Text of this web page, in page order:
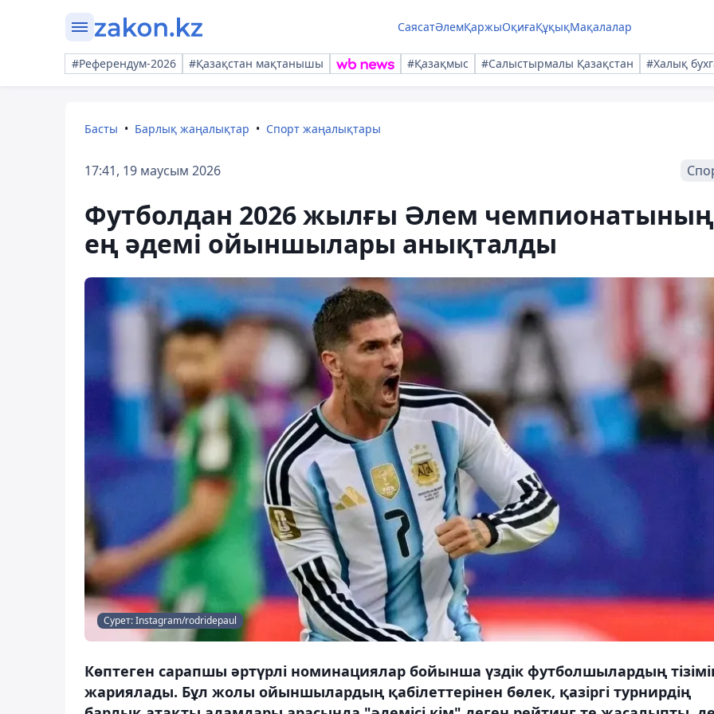
СаясатӘлемҚаржыОқиғаҚұқықМақалалар
#Референдум-2026 #Қазақстан мақтанышы #Қазақмыс #Салыстырмалы Қазақстан #Халық
Басты Барлық жаңалықтар Спорт жаңалықтары
17:41, 19 маусым 2026
Футболдан 2026 жылғы Әлем чемпионатының
ең әдемі ойыншылары анықталды
Сурет: Instagram/rodridepaul
Көптеген сарапшы әртүрлі номинациялар бойынша үздік футболшылардың
жариялады. Бұл жолы ойыншылардың қабілеттерінен бөлек, қазіргі турнирдің